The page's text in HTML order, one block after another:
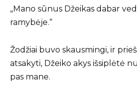
„Mano sūnus Džeikas dabar
ramybėje.“
Žodžiai buvo skausmingi, ir
atsakyti, Džeiko akys išsiplėtė
pas mane.